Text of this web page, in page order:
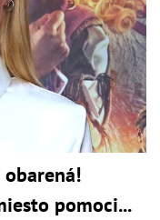
pomoci...